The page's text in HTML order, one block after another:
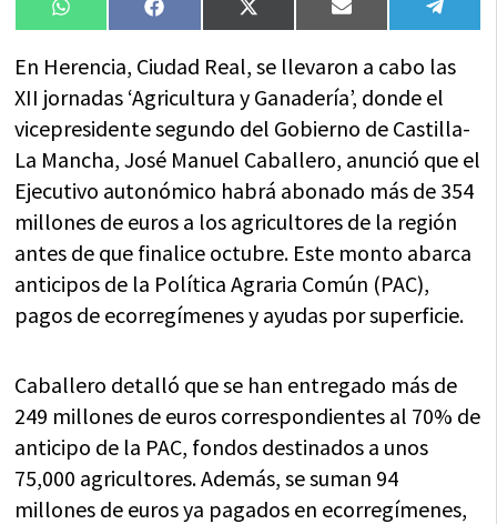
Compartir
en
WhatsAppCompartir
en
FacebookCompartir
en
X
(Twitter)
Compartir
en
Email
en
En Herencia, Ciudad Real, se llevaron a cabo las
XII jornadas ‘Agricultura y Ganadería’, donde el
vicepresidente segundo del Gobierno de Castilla-
La Mancha, José Manuel Caballero, anunció que el
Ejecutivo autonómico habrá abonado más de 354
millones de euros a los agricultores de la región
antes de que finalice octubre. Este monto abarca
anticipos de la Política Agraria Común (PAC),
pagos de ecorregímenes y ayudas por superficie.
Caballero detalló que se han entregado más de
249 millones de euros correspondientes al 70% de
anticipo de la PAC, fondos destinados a unos
75,000 agricultores. Además, se suman 94
millones de euros ya pagados en ecorregímenes,